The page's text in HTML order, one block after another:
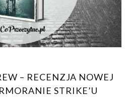
– RECENZJA NOWEJ
STRIKE’U